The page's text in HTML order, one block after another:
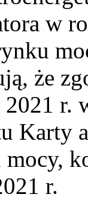
w
że
r.
Karty
r.